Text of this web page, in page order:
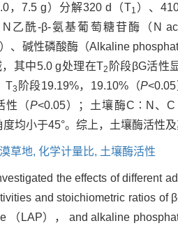
，7.5 g）分解320 d（T1 ）、
乙酰-β-氨基葡萄糖苷酶（N
、碱性磷酸酶（Alkaline
其中5.0 g处理在T2 阶段βG活性
T3 阶段19.19%，19.10%（P
性（P<0.05）；土壤酶C∶N、
均小于45°。综上，土壤酶活性
草地, 化学计量比, 土壤酶活性
the effects of different
and stoichiometric ratios
（LAP）， and alkaline